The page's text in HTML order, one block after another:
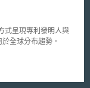
式呈現專利發明人與
全球分布趨勢。